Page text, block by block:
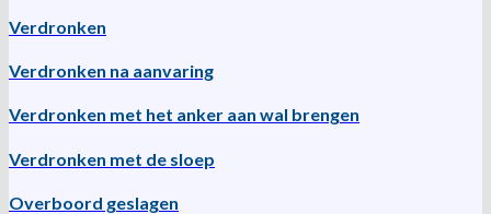
Verdronken
Verdronken na aanvaring
Verdronken met het anker aan wal brengen
Verdronken met de sloep
Overboord geslagen